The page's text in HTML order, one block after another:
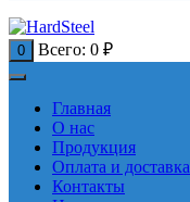
0 Всего: 0 ₽
Главная
О нас
Продукция
Оплата и доставка
Контакты